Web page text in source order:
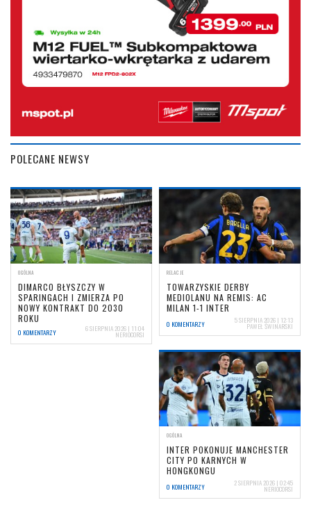
POLECANE NEWSY
OGÓLNA
DIMARCO BŁYSZCZY W
SPARINGACH I ZMIERZA PO
NOWY KONTRAKT DO 2030
ROKU
0 KOMENTARZY 6 SIERPNIA 2026 | 11:04
NERIOCORSI
RELACJE
TOWARZYSKIE DERBY
MEDIOLANU NA REMIS: AC
MILAN 1-1 INTER
0 KOMENTARZY 5 SIERPNIA 2026 | 12:13
PAWEŁ ŚWINARSKI
OGÓLNA
INTER POKONUJE MANCHESTER
CITY PO KARNYCH W
HONGKONGU
0 KOMENTARZY 2 SIERPNIA 2026 | 02:45
NERIOCORSI